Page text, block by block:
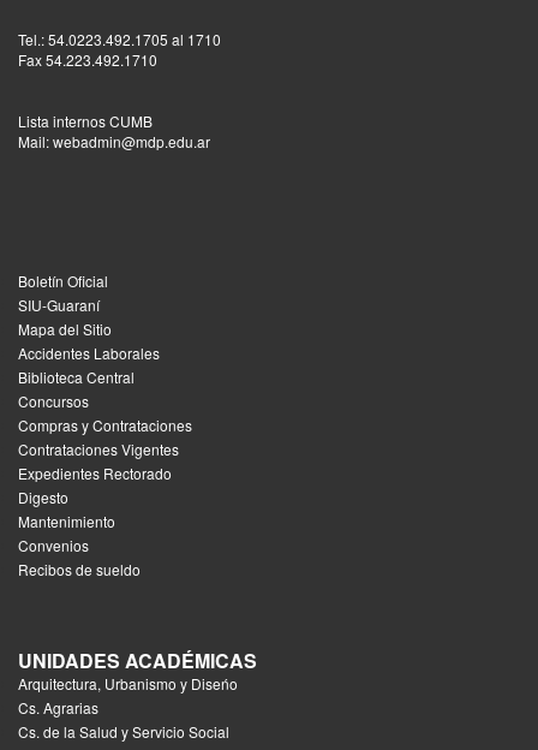
Tel.: 54.0223.492.1705 al 1710
Fax 54.223.492.1710
Lista internos CUMB
Mail: webadmin@mdp.edu.ar
Boletín Oficial
SIU-Guaraní
Mapa del Sitio
Accidentes Laborales
Biblioteca Central
Concursos
Compras y Contrataciones
Contrataciones Vigentes
Expedientes Rectorado
Digesto
Mantenimiento
Convenios
Recibos de sueldo
UNIDADES ACADÉMICAS
Arquitectura, Urbanismo y Diseńo
Cs. Agrarias
Cs. de la Salud y Servicio Social